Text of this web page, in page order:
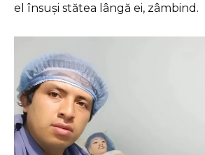
el însuși stătea lângă ei, zâmbind.